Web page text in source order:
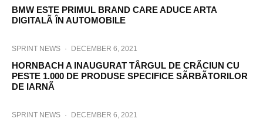
BMW ESTE PRIMUL BRAND CARE ADUCE ARTA
DIGITALÃ ÎN AUTOMOBILE
SPRINT NEWS · DECEMBER 6, 2021
HORNBACH A INAUGURAT TÂRGUL DE CRÃCIUN CU
PESTE 1.000 DE PRODUSE SPECIFICE SÃRBÃTORILOR
DE IARNÃ
SPRINT NEWS · DECEMBER 6, 2021